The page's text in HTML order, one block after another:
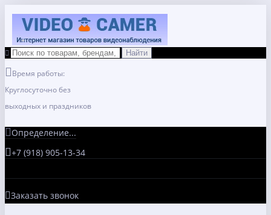
Время работы:
Круглосуточно без
выходных и праздников
Определение...
+7 (918) 905-13-34
Заказать звонок